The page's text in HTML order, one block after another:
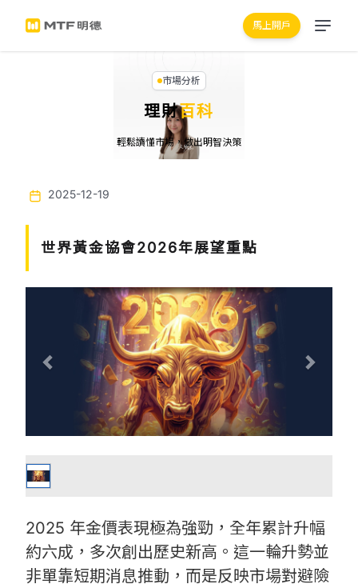
馬上開戶
市場分析
理財百科
輕鬆讀懂市場，做出明智決策
2025-12-19
世界黃金協會2026年展望重點
Previous
2025 年金價表現極為強勁，全年累計升幅
約六成，多次創出歷史新高。這一輪升勢並
非單靠短期消息推動，而是反映市場對避險